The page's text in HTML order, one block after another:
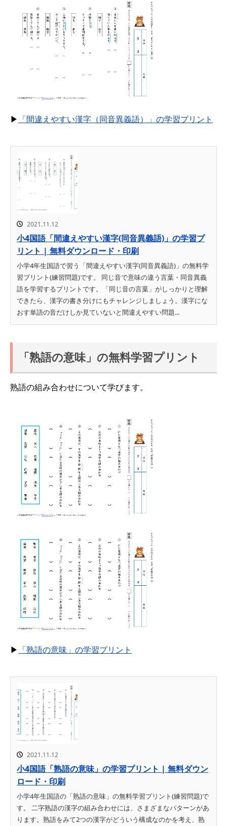
▶ 「間違えやすい漢字（同音異義語）」の学習プリント
2021.11.12
小4国語「間違えやすい漢字(同音異義語)」の学習プ
リント | 無料ダウンロード・印刷
小学4年生国語で習う「間違えやすい漢字(同音異義語)」の無料学
習プリント(練習問題)です。 同じ音で意味の違う言葉・同音異義
語を学習するプリントです。「同じ音の言葉」がしっかりと理解
できたら、漢字の書き分けにもチャレンジしましょう。漢字にな
おす単語の音だけしか見ていないと間違えやすい問題...
「熟語の意味」の無料学習プリント
熟語の組み合わせについて学びます。
▶ 「熟語の意味」の学習プリント
2021.11.12
小4国語「熟語の意味」の学習プリント | 無料ダウン
ロード・印刷
小学4年生国語の「熟語の意味」の無料学習プリント(練習問題)で
す。 二字熟語の漢字の組み合わせには、さまざまなパターンがあ
ります。熟語をみて2つの漢字がどういう構成なのかを考え、熟